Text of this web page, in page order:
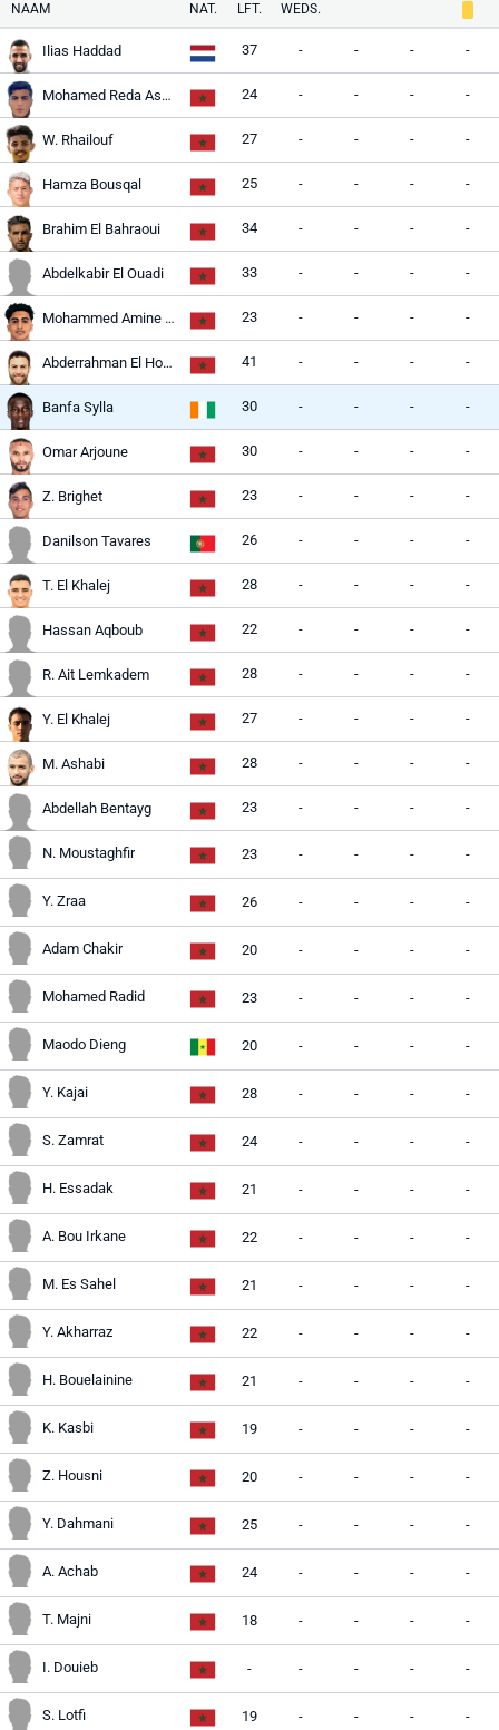
NAAM NAT. LFT. WEDS.
Ilias Haddad 37 - - - -
Mohamed Reda Asmama 24 - - - -
W. Rhailouf 27 - - - -
Hamza Bousqal 25 - - - -
Brahim El Bahraoui 34 - - - -
Abdelkabir El Ouadi 33 - - - -
Mohammed Amine Essahel 23 - - - -
Abderrahman El Houasli 41 - - - -
Banfa Sylla 30 - - - -
Omar Arjoune 30 - - - -
Z. Brighet 23 - - - -
Danilson Tavares 26 - - - -
T. El Khalej 28 - - - -
Hassan Aqboub 22 - - - -
R. Ait Lemkadem 28 - - - -
Y. El Khalej 27 - - - -
M. Ashabi 28 - - - -
Abdellah Bentayg 23 - - - -
N. Moustaghfir 23 - - - -
Y. Zraa 26 - - - -
Adam Chakir 20 - - - -
Mohamed Radid 23 - - - -
Maodo Dieng 20 - - - -
Y. Kajai 28 - - - -
S. Zamrat 24 - - - -
H. Essadak 21 - - - -
A. Bou Irkane 22 - - - -
M. Es Sahel 21 - - - -
Y. Akharraz 22 - - - -
H. Bouelainine 21 - - - -
K. Kasbi 19 - - - -
Z. Housni 20 - - - -
Y. Dahmani 25 - - - -
A. Achab 24 - - - -
T. Majni 18 - - - -
I. Douieb - - - - -
S. Lotfi 19 - - - -